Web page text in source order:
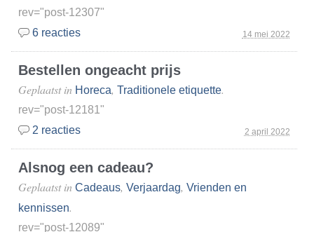
14 mei 2022
rev="post-12307"
6 reacties
Bestellen ongeacht prijs
2 april 2022
Geplaatst in Horeca, Traditionele etiquette.
rev="post-12181"
2 reacties
Alsnog een cadeau?
Geplaatst in Cadeaus, Verjaardag, Vrienden en
kennissen.
rev="post-12089"